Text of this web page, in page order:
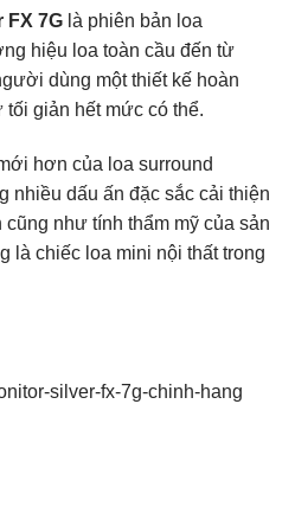
FX 7G là phiên bản loa
hiệu loa toàn cầu đến từ
dùng một thiết kế hoàn
giản hết mức có thể.
hơn của loa surround
nhiều dấu ấn đặc sắc cải thiện
như tính thẩm mỹ của sản
là chiếc loa mini nội thất trong